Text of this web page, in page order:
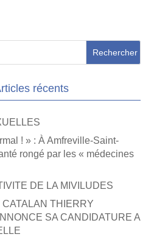
récents
! » : À Amfreville-Saint-
rongé par les « médecines
DE LA MIVILUDES
THIERRY
SA CANDIDATURE A